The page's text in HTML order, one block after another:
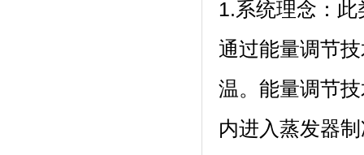
1.系统理念：
通过能量调节
温。能量调节
内进入蒸发器制